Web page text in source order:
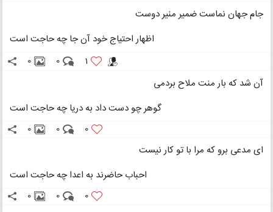
جام جهان نماست ضمیر منیر دوست
اظهار احتیاج خود آن جا چه حاجت است
1
0
0
آن شد که بار منت ملاح بردمی
گوهر چو دست داد به دریا چه حاجت است
0
0
0
ای مدعی برو که مرا با تو کار نیست
احباب حاضرند به اعدا چه حاجت است
0
0
0